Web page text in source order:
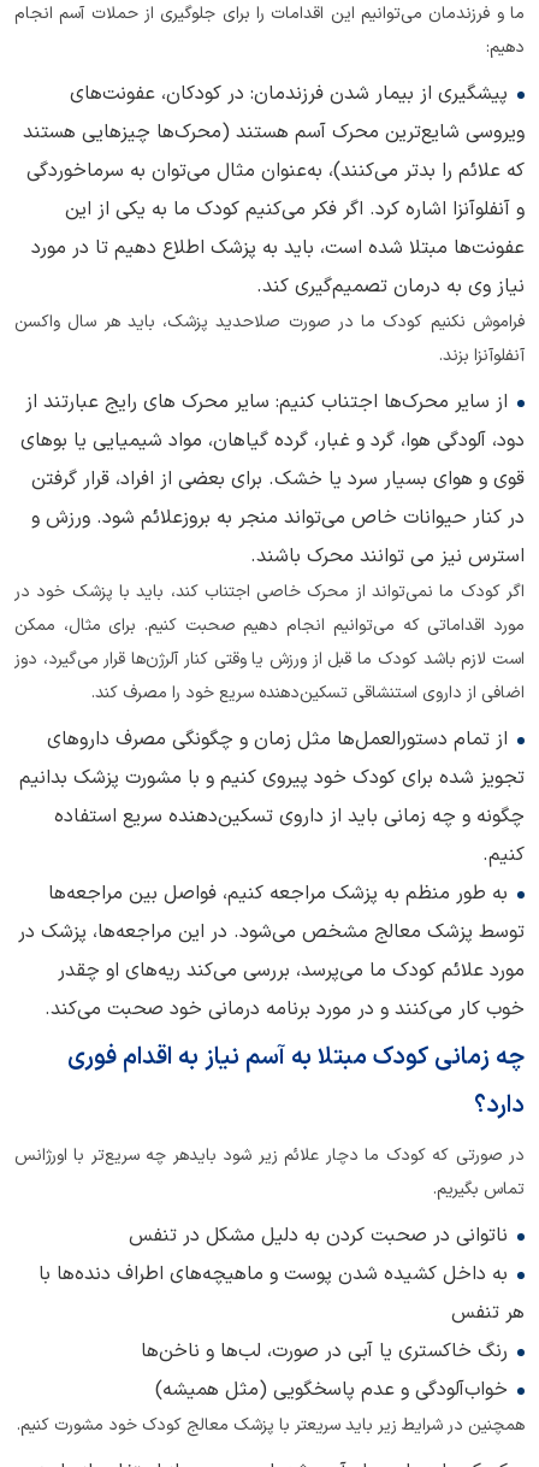
ما و فرزندمان می‌توانیم این اقدامات را برای جلوگیری از حملات آسم انجام
دهیم:
پیشگیری از بیمار شدن فرزندمان: در کودکان، عفونت‌های
ویروسی شایع‌ترین محرک آسم هستند (محرک‌ها چیزهایی هستند
که علائم را بدتر می‌کنند)، به‌عنوان مثال می‌توان به سرماخوردگی
و آنفلوآنزا اشاره کرد. اگر فکر می‌کنیم کودک ما به یکی از این
عفونت‌ها مبتلا شده است، باید به پزشک اطلاع دهیم تا در مورد
نیاز وی به درمان تصمیم‌گیری کند.
فراموش نکنیم کودک ما در صورت صلاحدید پزشک، باید هر سال واکسن
آنفلوآنزا بزند.
از سایر محرک‌ها اجتناب کنیم: سایر محرک های رایج عبارتند از
دود، آلودگی هوا، گرد و غبار، گرده گیاهان، مواد شیمیایی یا بوهای
قوی و هوای بسیار سرد یا خشک. برای بعضی از افراد، قرار گرفتن
در کنار حیوانات خاص می‌تواند منجر به بروزعلائم شود. ورزش و
استرس نیز می توانند محرک باشند.
اگر کودک ما نمی‌تواند از محرک خاصی اجتناب کند، باید با پزشک خود در
مورد اقداماتی که می‌توانیم انجام دهیم صحبت کنیم. برای مثال، ممکن
است لازم باشد کودک ما قبل از ورزش یا وقتی کنار آلرژن‌ها قرار می‌گیرد، دوز
اضافی از داروی استنشاقی تسکین‌دهنده سریع خود را مصرف کند.
از تمام دستورالعمل‌ها مثل زمان و چگونگی مصرف داروهای
تجویز شده برای کودک خود پیروی کنیم و با مشورت پزشک بدانیم
چگونه و چه زمانی باید از داروی تسکین‌دهنده سریع استفاده
کنیم.
به طور منظم به پزشک مراجعه کنیم، فواصل بین مراجعه‌ها
توسط پزشک معالج مشخص می‌شود. در این مراجعه‌ها، پزشک در
مورد علائم کودک ما می‌پرسد، بررسی می‌کند ریه‌های او چقدر
خوب کار می‌کنند و در مورد برنامه درمانی خود صحبت می‌کند.
چه زمانی کودک مبتلا به آسم نیاز به اقدام فوری
دارد؟
در صورتی که کودک ما دچار علائم زیر شود بایدهر چه سریع‌تر با اورژانس
تماس بگیریم.
ناتوانی در صحبت کردن به دلیل مشکل در تنفس
به داخل کشیده شدن پوست و ماهیچه‌های اطراف دنده‌ها با
هر تنفس
رنگ خاکستری یا آبی در صورت، لب‌ها و ناخن‌ها
خواب‌آلودگی و عدم پاسخگویی (مثل همیشه)
همچنین در شرایط زیر باید سریعتر با پزشک معالج کودک خود مشورت کنیم.